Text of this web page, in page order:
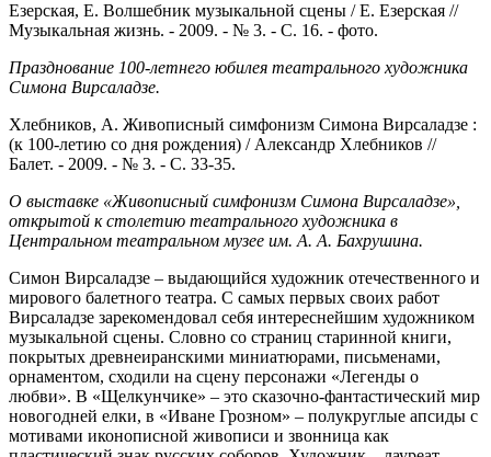
Езерская, Е. Волшебник музыкальной сцены / Е. Езерская //
Музыкальная жизнь. - 2009. - № 3. - С. 16. - фото.
Празднование 100-летнего юбилея театрального художника
Симона Вирсаладзе.
Хлебников, А. Живописный симфонизм Симона Вирсаладзе :
(к 100-летию со дня рождения) / Александр Хлебников //
Балет. - 2009. - № 3. - С. 33-35.
О выставке «Живописный симфонизм Симона Вирсаладзе»,
открытой к столетию театрального художника в
Центральном театральном музее им. А. А. Бахрушина.
Симон Вирсаладзе – выдающийся художник отечественного и
мирового балетного театра. С самых первых своих работ
Вирсаладзе зарекомендовал себя интереснейшим художником
музыкальной сцены. Словно со страниц старинной книги,
покрытых древнеиранскими миниатюрами, письменами,
орнаментом, сходили на сцену персонажи «Легенды о
любви». В «Щелкунчике» – это сказочно-фантастический мир
новогодней елки, в «Иване Грозном» – полукруглые апсиды с
мотивами иконописной живописи и звонница как